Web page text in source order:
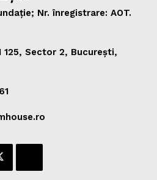
Nr. înregistrare: AOT.
125, Sector 2, București,